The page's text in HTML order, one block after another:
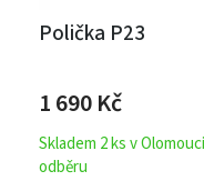
Polička P23
1 690Kč
Skladem 2 ks v
odběru